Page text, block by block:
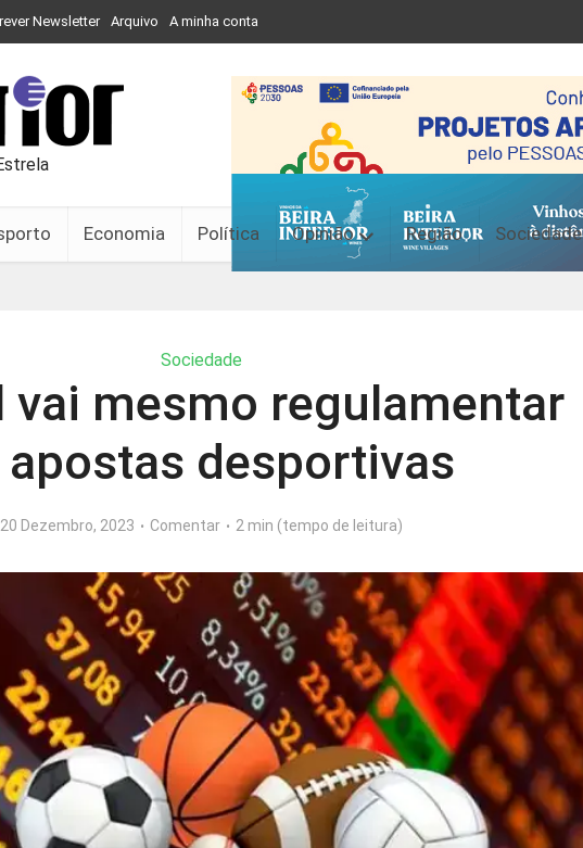
Newsletter Arquivo A minha conta
Economia Política Opinião Região Sociedade
Sociedade
vai mesmo regulamentar
apostas desportivas
20 Dezembro, 2023 Comentar 2 min (tempo de leitura)